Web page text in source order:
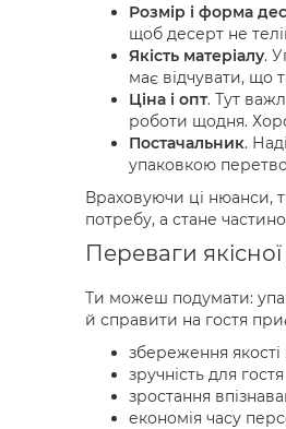
Розмір і форма
щоб десерт не
Якість матеріалу.
має відчувати, що
Ціна і опт. Тут
роботи щодня.
Постачальник.
упаковкою
Враховуючи ці нюанси,
потребу, а стане
Переваги
Ти можеш подумати:
й справити на гостя
збереження
зручність для
зростання
економія часу